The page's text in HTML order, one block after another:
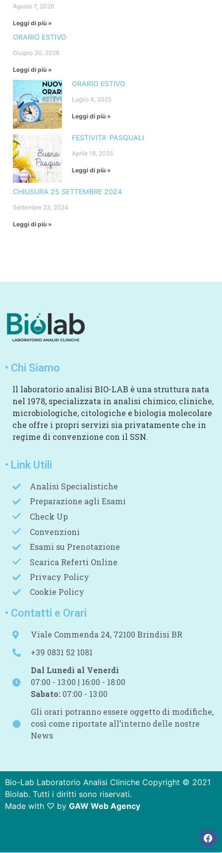
Agosto 7, 2026
Leggi di più »
ORARIO ESTIVO
Giugno 30, 2026
Leggi di più »
ORARIO ESTIVO
Luglio 4, 2025
Leggi di più »
FESTIVITA’ PASQUALI
Aprile 18, 2025
Leggi di più »
CHIUSURA 25 SETTEMBRE 2024
Settembre 23, 2024
Leggi di più »
• Chi Siamo
Il laboratorio analisi BIO-LAB è una struttura nata
nel 1978, specializzata in analisi chimico, cliniche,
microbiologiche, citologiche e biologia molecolare
che offre i propri servizi sia privatamente che in
regime di convenzione con il SSN.
• Link Utili
Analisi Specialistiche
Preparazione agli Esami
Check Up
Convenzioni
Esami su Prenotazione
Scarica Referti Online
Privacy Policy
Cookie Policy
• Contatti e Orari
Viale Commenda 24, 72100 Brindisi BR
+39 0831 52 1081
Dal Lunedì al Venerdì
07:00 - 13:00 | 16:00 - 18:00
Sabato: 07:00 - 13:00
Gli orari potranno essere oggetto di modifiche,
così come riportate all’interno delle nostre
News
Bio-Lab Laboratorio Analisi Cliniche Copyright © 2021
Biolab. Tutti i diritti sono riservati.
Made with ♡ by GAW Web Agency